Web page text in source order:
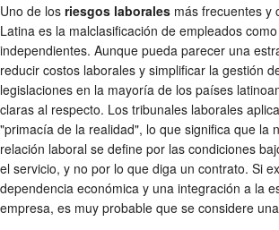
Uno de los riesgos laborales más frecuentes y
Latina es la malclasificación de empleados
independientes. Aunque pueda parecer una
reducir costos laborales y simplificar la gestión
legislaciones en la mayoría de los países
claras al respecto. Los tribunales laborales
"primacía de la realidad", lo que significa que la
relación laboral se define por las condiciones
el servicio, y no por lo que diga un contrato. Si
dependencia económica y una integración a la
empresa, es muy probable que se considere